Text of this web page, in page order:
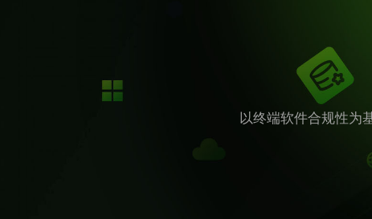
以终端软件合规性为